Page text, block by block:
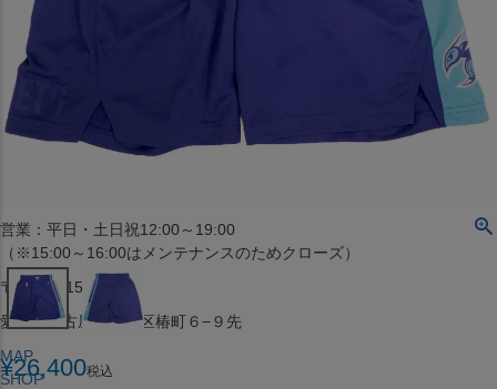
営業：土・日・祝日のみ 12:00-18:00
〒101-0061
東京都千代田区神田三崎町２丁目２２−１ 1F
MAP
SHOP
営業：平日・土日祝12:00～19:00
（※15:00～16:00はメンテナンスのためクローズ）
〒453-0015
愛知県名古屋市中村区椿町６−９先
MAP
SHOP
¥26,400税込